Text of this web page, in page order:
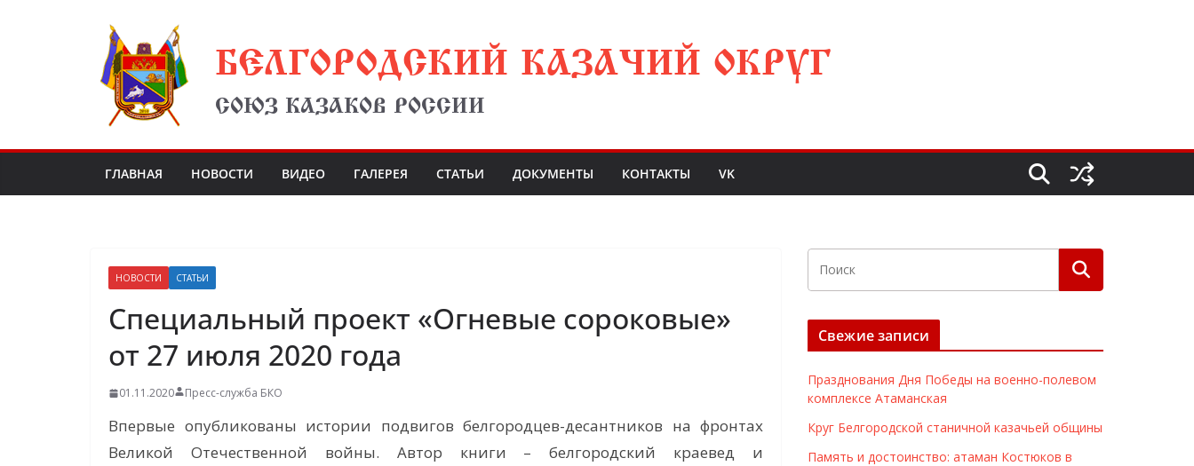
БЕЛГОРОДСКИЙ КАЗАЧИЙ ОКРУГ
СОЮЗ КАЗАКОВ РОССИИ
ГЛАВНАЯ НОВОСТИ ВИДЕО ГАЛЕРЕЯ СТАТЬИ ДОКУМЕНТЫ КОНТАКТЫ VK
НОВОСТИ СТАТЬИ
Специальный проект «Огневые сороковые»
от 27 июля 2020 года
01.11.2020 Пресс-служба БКО
Впервые опубликованы истории подвигов белгородцев-десантников на фронтах
Великой Отечественной войны. Автор книги – белгородский краевед и
Свежие записи
Празднования Дня Победы на военно-полевом
комплексе Атаманская
Круг Белгородской станичной казачьей общины
Память и достоинство: атаман Костюков в